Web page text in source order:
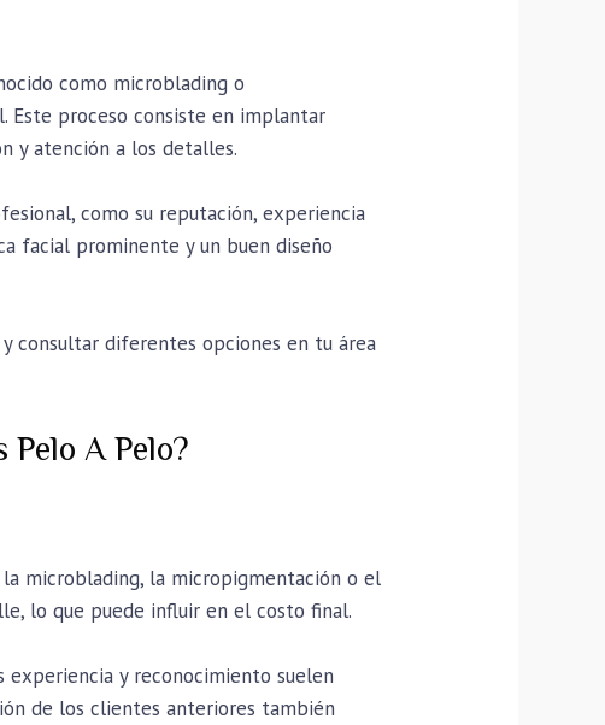
como microblading o
Este proceso consiste en implantar
y atención a los detalles.
como su reputación, experiencia
facial prominente y un buen diseño
consultar diferentes opciones en tu área
A Pelo?
microblading, la micropigmentación o el
lo que puede influir en el costo final.
experiencia y reconocimiento suelen
de los clientes anteriores también